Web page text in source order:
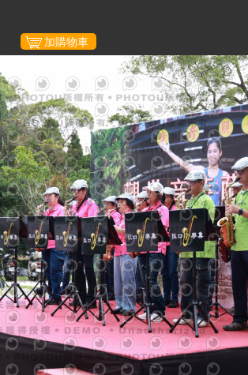
加購物車